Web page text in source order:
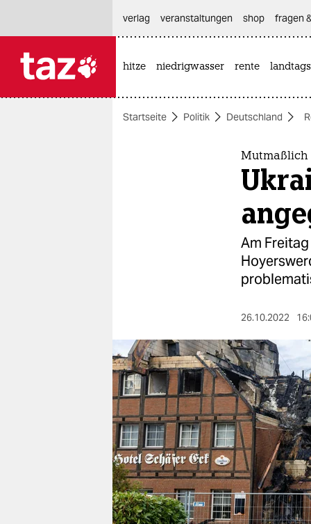
themen
nord
wahrheit
verlag
verlag
veranstaltungen
shop
fragen & hilfe
verlag
veranstaltungen shop fragen
hitze niedrigwasser rente
Startseite Politik Deutschland
Mutmaßlich
Am
26.10.2022